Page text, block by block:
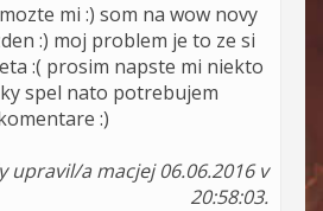
mi :) som na wow novy
:) moj problem je to ze si
:( prosim napste mi niekto
spel nato potrebujem
:)
upravil/a macjej 06.06.2016 v
20:58:03.